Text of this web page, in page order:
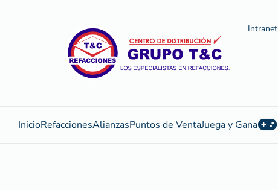
Intranet
InicioRefaccionesAlianzasPuntos de VentaJuega y Gana